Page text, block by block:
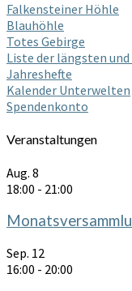
Falkensteiner Höhle
Blauhöhle
Totes Gebirge
Liste der längsten
Jahreshefte
Kalender Unterwelten
Spendenkonto
Veranstaltungen
Aug. 8
18:00 - 21:00
Sep. 12
16:00 - 20:00